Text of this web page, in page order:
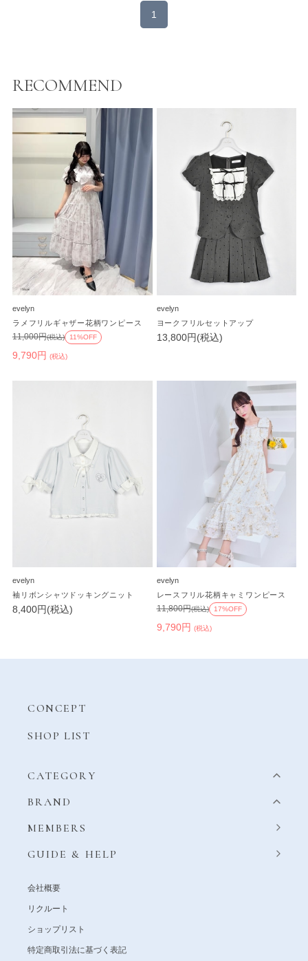
1
RECOMMEND
evelyn
ラメフリルギャザー花柄ワンピース
9,790円 (税込)
11,000円(税込) 11%OFF
evelyn
ヨークフリルセットアップ
13,800円(税込)
evelyn
袖リボンシャツドッキングニット
8,400円(税込)
evelyn
レースフリル花柄キャミワンピース
9,790円 (税込)
11,800円(税込) 17%OFF
CONCEPT
SHOP LIST
CATEGORY
BRAND
MEMBERS
GUIDE & HELP
会社概要
リクルート
ショップリスト
特定商取引法に基づく表記